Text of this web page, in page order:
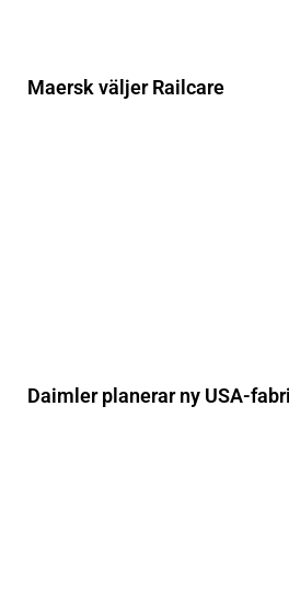
Maersk väljer Railcare
Daimler planerar ny USA-